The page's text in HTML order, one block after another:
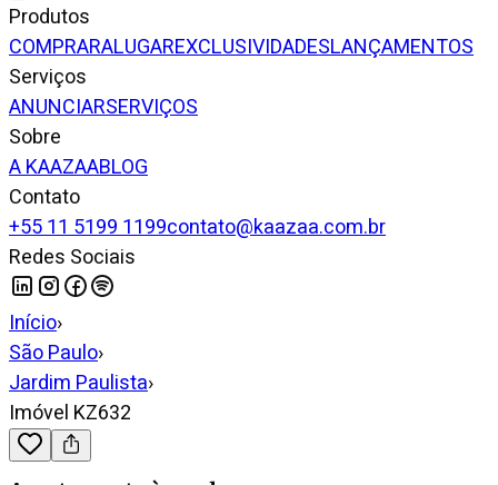
Produtos
COMPRARALUGAREXCLUSIVIDADESLANÇAMENTOS
Serviços
ANUNCIARSERVIÇOS
Sobre
A KAAZAABLOG
Contato
+55 11 5199 1199contato@kaazaa.com.br
Redes Sociais
Início›
São Paulo›
Jardim Paulista›
Imóvel KZ632